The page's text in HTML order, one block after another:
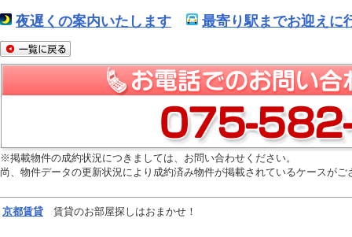
夜遅くの案内いたします 最寄り駅までお迎えに
※掲載物件の成約状況につきましては、お問い合わせください。
尚、物件データの更新状況により成約済み物件が掲載されているケースが
京都賃貸 賃貸のお部屋探しはおまかせ！